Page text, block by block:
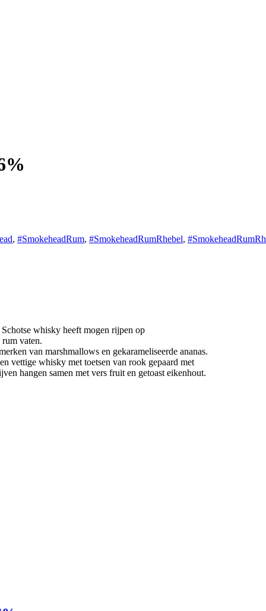
, #SmokeheadRum, #SmokeheadRumRhebel,
whisky heeft mogen rijpen op
vaten.
van marshmallows en gekarameliseerde ananas.
vettige whisky met toetsen van rook gepaard met
hangen samen met vers fruit en getoast eikenhout.